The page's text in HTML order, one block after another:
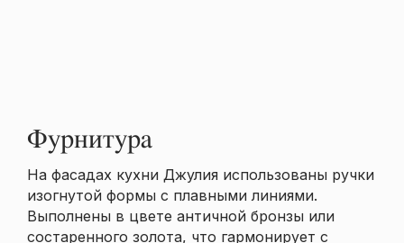
Фурнитура
На фасадах кухни Джулия использованы ручки
изогнутой формы с плавными линиями.
Выполнены в цвете античной бронзы или
состаренного золота, что гармонирует с